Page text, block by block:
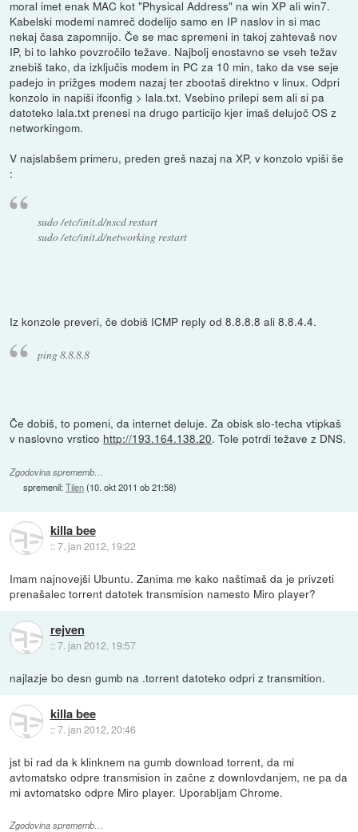
moral imet enak MAC kot "Physical Address" na win XP ali win7.
Kabelski modemi namreč dodelijo samo en IP naslov in si mac
nekaj časa zapomnijo. Če se mac spremeni in takoj zahtevaš nov
IP, bi to lahko povzročilo težave. Najbolj enostavno se vseh težav
znebiš tako, da izključis modem in PC za 10 min, tako da vse seje
padejo in prižges modem nazaj ter zbootaš direktno v linux. Odpri
konzolo in napiši ifconfig > lala.txt. Vsebino prilepi sem ali si pa
datoteko lala.txt prenesi na drugo particijo kjer imaš delujoč OS z
networkingom.
V najslabšem primeru, preden greš nazaj na XP, v konzolo vpiši še
:
sudo /etc/init.d/nscd restart
sudo /etc/init.d/networking restart
Iz konzole preveri, če dobiš ICMP reply od 8.8.8.8 ali 8.8.4.4.
ping 8.8.8.8
Če dobiš, to pomeni, da internet deluje. Za obisk slo-techa vtipkaš
v naslovno vrstico http://193.164.138.20. Tole potrdi težave z DNS.
Zgodovina sprememb…
spremenil:Tilen(10. okt 2011 ob 21:58)
killa bee
::7. jan 2012, 19:22
Imam najnovejši Ubuntu. Zanima me kako naštimaš da je privzeti
prenašalec torrent datotek transmision namesto Miro player?
rejven
::7. jan 2012, 19:57
najlazje bo desn gumb na .torrent datoteko odpri z transmition.
killa bee
::7. jan 2012, 20:46
jst bi rad da k klinknem na gumb download torrent, da mi
avtomatsko odpre transmision in začne z downlovdanjem, ne pa da
mi avtomatsko odpre Miro player. Uporabljam Chrome.
Zgodovina sprememb…